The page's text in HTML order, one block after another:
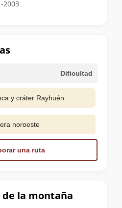
2003
la montaña
Dificultad
y cráter Rayhuén
noroeste
una ruta